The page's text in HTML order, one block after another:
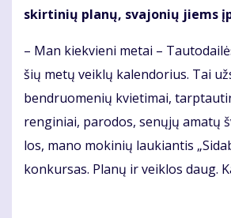
skir­ti­nių pla­nų, sva­jo­nių jiems
– Man kiek­vie­ni me­tai –
šių me­tų veik­lų ka­len­do­rius. Tai
ben­druo­me­nių kvie­ti­mai,
ren­gi­niai, pa­ro­dos, se­nų­jų ama­tų
los, ma­no mo­ki­nių lau­kian­tis
kon­kur­sas. Pla­nų ir veik­los daug.